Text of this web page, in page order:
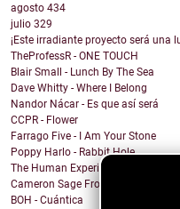
agosto 434
julio 329
¡Este irradiante proyecto será una
TheProfessR - ONE TOUCH
Blair Small - Lunch By The Sea
Dave Whitty - Where I Belong
Nandor Nácar - Es que así será
CCPR - Flower
Farrago Five - I Am Your Stone
Poppy Harlo - Rabbit Hole
The Human Experience - THIS
Cameron Sage From - You Won
BOH - Cuántica